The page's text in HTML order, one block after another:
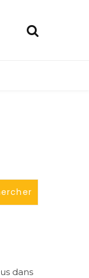
dans